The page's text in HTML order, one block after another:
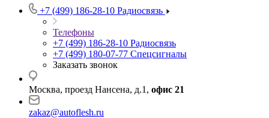
+7 (499) 186-28-10 Радиосвязь
Телефоны
+7 (499) 186-28-10 Радиосвязь
+7 (499) 180-07-77 Спецсигналы
Заказать звонок
Москва, проезд Нансена, д.1, офис 21
zakaz@autoflesh.ru